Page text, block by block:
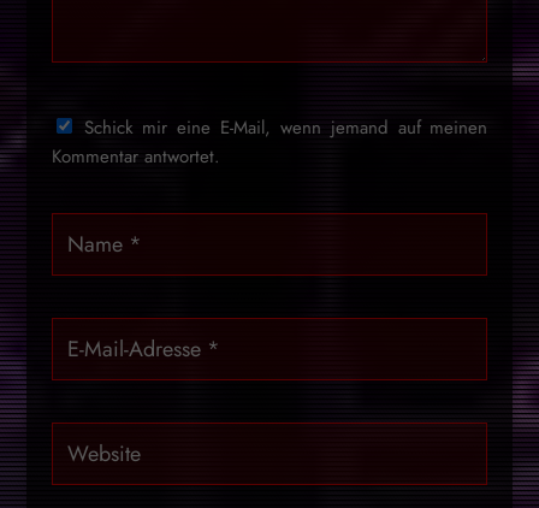
Schick mir eine E-Mail, wenn jemand auf meinen
Kommentar antwortet.